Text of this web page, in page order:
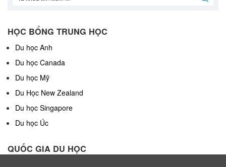
HỌC BỔNG TRUNG HỌC
Du học Anh
Du học Canada
Du học Mỹ
Du Học New Zealand
Du học Singapore
Du học Úc
QUỐC GIA DU HỌC